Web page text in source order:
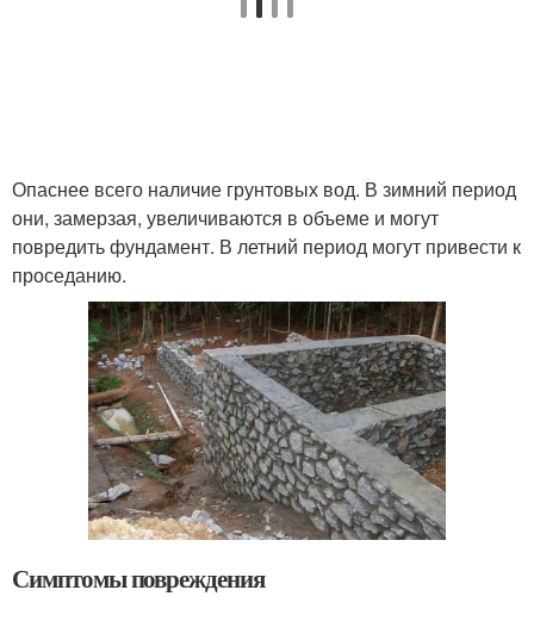
Опаснее всего наличие грунтовых вод. В зимний период
они, замерзая, увеличиваются в объеме и могут
повредить фундамент. В летний период могут привести к
проседанию.
Симптомы повреждения